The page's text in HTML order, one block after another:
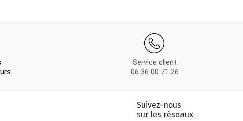
Service client
06 36 00 71 26
Suivez-nous
sur les réseaux